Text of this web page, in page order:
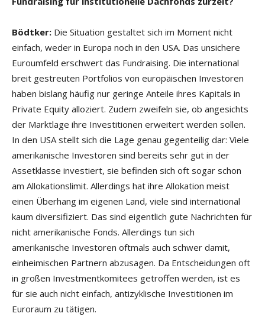
Bödtker: Die Situation gestaltet sich im Moment nicht
einfach, weder in Europa noch in den USA. Das unsichere
Euroumfeld erschwert das Fundraising. Die international
breit gestreuten Portfolios von europäischen Investoren
haben bislang häufig nur geringe Anteile ihres Kapitals in
Private Equity alloziert. Zudem zweifeln sie, ob angesichts
der Marktlage ihre Investitionen erweitert werden sollen.
In den USA stellt sich die Lage genau gegenteilig dar: Viele
amerikanische Investoren sind bereits sehr gut in der
Assetklasse investiert, sie befinden sich oft sogar schon
am Allokationslimit. Allerdings hat ihre Allokation meist
einen Überhang im eigenen Land, viele sind international
kaum diversifiziert. Das sind eigentlich gute Nachrichten für
nicht amerikanische Fonds. Allerdings tun sich
amerikanische Investoren oftmals auch schwer damit,
einheimischen Partnern abzusagen. Da Entscheidungen oft
in großen Investmentkomitees getroffen werden, ist es
für sie auch nicht einfach, antizyklische Investitionen im
Euroraum zu tätigen.